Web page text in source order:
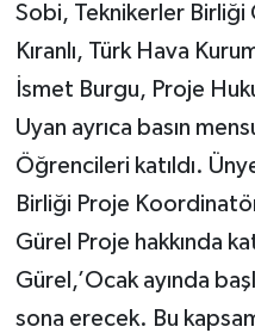
Sobi, Teknikerler Birliği
Kıranlı, Türk Hava
İsmet Burgu, Proje
Uyan ayrıca basın
Öğrencileri katıldı.
Birliği Proje
Gürel Proje hakkında
Gürel,’Ocak ayında
sona erecek. Bu